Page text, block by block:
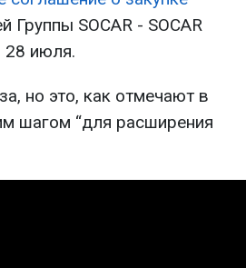
Группы SOCAR - SOCAR
28 июля.
но это, как отмечают в
шагом “для расширения